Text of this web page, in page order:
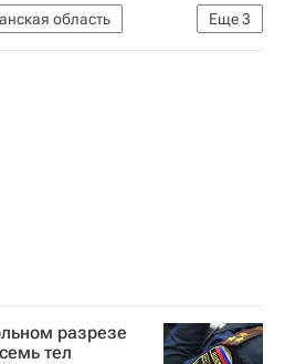
Еще3
область
разрезе
тел